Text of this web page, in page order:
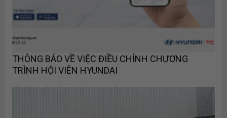
THÔNG BÁO VỀ VIỆC ĐIỀU CHỈNH CHƯƠNG
TRÌNH HỘI VIÊN HYUNDAI